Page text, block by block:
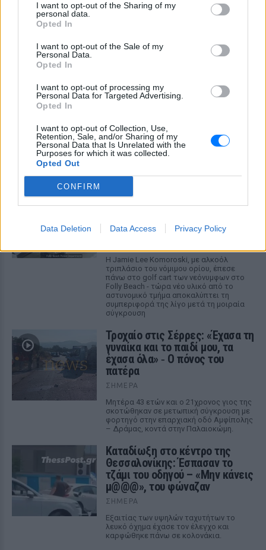
I want to opt-out of the Sharing of my
personal data.
Opted In
I want to opt-out of the Sale of my
Personal Data.
Opted In
I want to opt-out of processing my
Personal Data for Targeted Advertising.
Opted In
I want to opt-out of Collection, Use,
Retention, Sale, and/or Sharing of my
Personal Data that Is Unrelated with the
Purposes for which it was collected.
Opted Out
CONFIRM
Data Deletion Data Access Privacy Policy
ΔΕΙΤΕ ΕΠΙΣΗΣ
ΣΤΗΝ ΙΔΙΑ ΚΑΤΗΓΟΡΙΑ
«Θέλω τον μπαμπά μου»: Το
βίντεο της μεθυσμένης οδηγού
τον γάμο της
Η Jamie Lee Komoroski, με αλκοόλ
τριπλάσιο του νόμιμου ορίου, έπεσε
πάνω στο golf cart των νεόνυμφων στο
Folly Beach - τώρα νέο υλικό από το
αστυνομικό τμήμα αποκαλύπτει τη
συμπεριφορά της λίγο μετά τη μοιραία
σύγκρουση
Τροχαίο στις Σέρρες: «Έχασα τη
γυναίκα και το παιδί μου, τα
έχασα όλα» ‑ Ο πόνος του
πατέρα
ΣΉΜΕΡΑ
Μητέρα 43 ετών και ο 21χρονος γιος της
σκοτώθηκαν σε μετωπική σύγκρουση με
φορτηγό στην επαρχιακή οδό Αμφίπολης
– Δράμας, κοντά στην Παλαιοκώμη.
Καταδίωξη στο κέντρο της
Θεσσαλονίκης: Έσπασαν το
τζάμι του οδηγού – «Μην κάνεις
μ@@@», του φώναζαν
ΣΉΜΕΡΑ
Εξαιτίας των υψηλών ταχυτήτων το
λευκό όχημα έχασε τον έλεγχο και
καρφώθηκε πάνω σε κολονάκια.